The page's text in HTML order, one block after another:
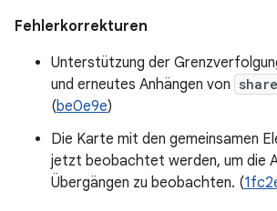
Fehlerkorrekturen
Unterstützung der
und erneutes Anhängen von
(be0e9e)
Die Karte mit den gemeinsamen
jetzt beobachtet werden, um die
Übergängen zu beobachten. (